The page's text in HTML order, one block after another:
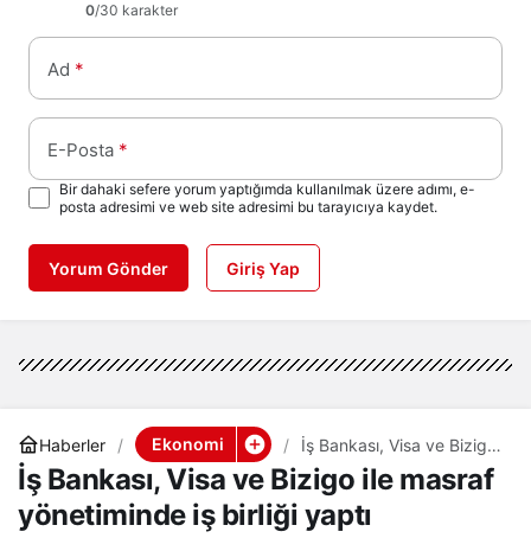
0/30 karakter
Ad *
E-Posta *
Bir dahaki sefere yorum yaptığımda kullanılmak üzere adımı, e-
posta adresimi ve web site adresimi bu tarayıcıya kaydet.
Yorum Gönder Giriş Yap
Haberler Ekonomi
İş Bankası, Visa ve Bizigo
ile masraf yönetiminde iş
birliği yaptı
İş Bankası, Visa ve Bizigo ile masraf
yönetiminde iş birliği yaptı